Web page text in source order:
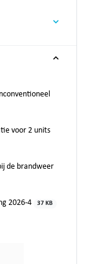
voor 2 units
de brandweer
2026-4 37 KB